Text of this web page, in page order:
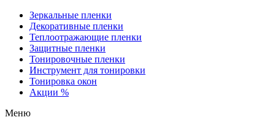
Зеркальные пленки
Декоративные пленки
Теплоотражающие пленки
Защитные пленки
Тонировочные пленки
Инструмент для тонировки
Тонировка окон
Акции %
Меню